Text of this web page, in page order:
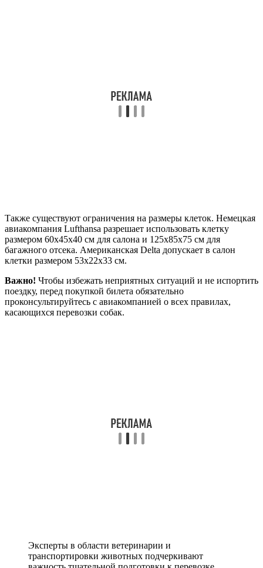
Также существуют ограничения на размеры клеток. Немецкая
авиакомпания Lufthansa разрешает использовать клетку
размером 60х45х40 см для салона и 125х85х75 см для
багажного отсека. Американская Delta допускает в салон
клетки размером 53х22х33 см.
Важно! Чтобы избежать неприятных ситуаций и не испортить
поездку, перед покупкой билета обязательно
проконсультируйтесь с авиакомпанией о всех правилах,
касающихся перевозки собак.
Эксперты в области ветеринарии и
транспортировки животных подчеркивают